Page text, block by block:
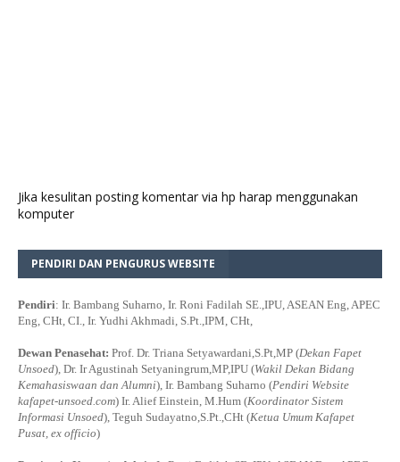
Jika kesulitan posting komentar via hp harap menggunakan
komputer
PENDIRI DAN PENGURUS WEBSITE
Pendiri: Ir. Bambang Suharno, Ir. Roni Fadilah SE.,IPU, ASEAN Eng, APEC
Eng, CHt, CI., Ir. Yudhi Akhmadi, S.Pt.,IPM, CHt,
Dewan Penasehat: Prof. Dr. Triana Setyawardani,S.Pt,MP (Dekan Fapet
Unsoed), Dr. Ir Agustinah Setyaningrum,MP,IPU (Wakil Dekan Bidang
Kemahasiswaan dan Alumni), Ir. Bambang Suharno (Pendiri Website
kafapet-unsoed.com) Ir. Alief Einstein, M.Hum (Koordinator Sistem
Informasi Unsoed), Teguh Sudayatno,S.Pt.,CHt (Ketua Umum Kafapet
Pusat, ex officio)